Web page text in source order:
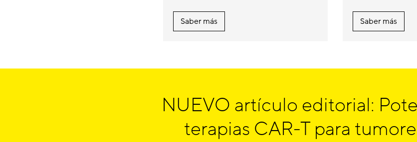
Saber más Saber más
NUEVO artículo editorial:
terapias CAR-T para